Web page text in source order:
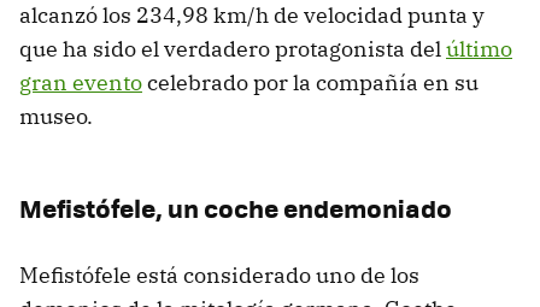
alcanzó los 234,98 km/h de velocidad punta y
que ha sido el verdadero protagonista delúltimo
gran eventocelebrado por la compañía en su
museo.
Mefistófele, un coche endemoniado
Mefistófele está considerado uno de los